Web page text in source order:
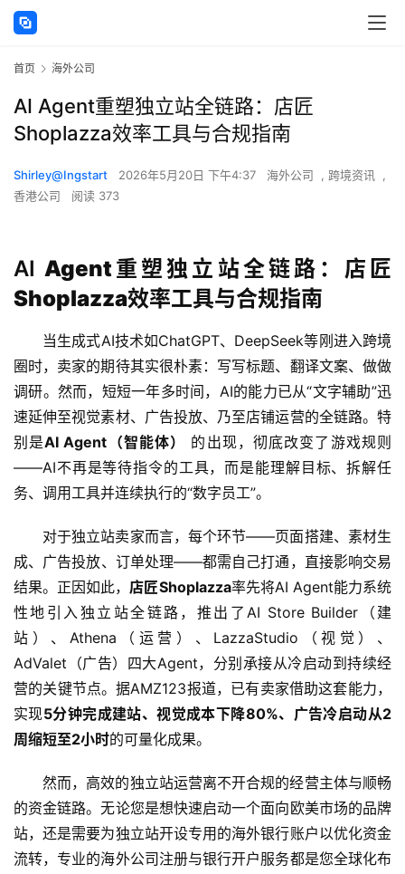
首页 海外公司
AI Agent重塑独立站全链路：店匠
Shoplazza效率工具与合规指南
Shirley@Ingstart 2026年5月20日 下午4:37 海外公司 , 跨境资讯 ,
香港公司
阅读 373
AIAgent重塑独立站全链路：店匠
Shoplazza效率工具与合规指南
当生成式AI技术如ChatGPT、DeepSeek等刚进入跨境
圈时，卖家的期待其实很朴素：写写标题、翻译文案、做做
调研。然而，短短一年多时间，AI的能力已从“文字辅助”迅
速延伸至视觉素材、广告投放、乃至店铺运营的全链路。特
别是AI Agent（智能体）
的出现，彻底改变了游戏规则
——AI不再是等待指令的工具，而是能理解目标、拆解任
务、调用工具并连续执行的“数字员工”。
对于独立站卖家而言，每个环节——页面搭建、素材生
成、广告投放、订单处理——都需自己打通，直接影响交易
结果。正因如此，店匠Shoplazza率先将AI Agent能力系统
性地引入独立站全链路，推出了AI Store Builder（建
站）、Athena（运营）、LazzaStudio（视觉）、
AdValet（广告）四大Agent，分别承接从冷启动到持续经
营的关键节点。据AMZ123报道，已有卖家借助这套能力，
实现5分钟完成建站、视觉成本下降80%、广告冷启动从2
周缩短至2小时的可量化成果。
然而，高效的独立站运营离不开合规的经营主体与顺畅
的资金链路。无论您是想快速启动一个面向欧美市场的品牌
站，还是需要为独立站开设专用的海外银行账户以优化资金
流转，专业的海外公司注册与银行开户服务都是您全球化布